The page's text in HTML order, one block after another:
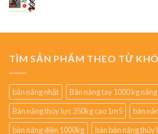
TÌM SẢN PHẨM THEO TỪ
bàn nâng nhật
Bàn nâng tay 1000 kg
Bàn nâng thủy lực 350kg cao 1m5
bàn
bàn nâng điện 1000kg
bán bàn nâng thủy